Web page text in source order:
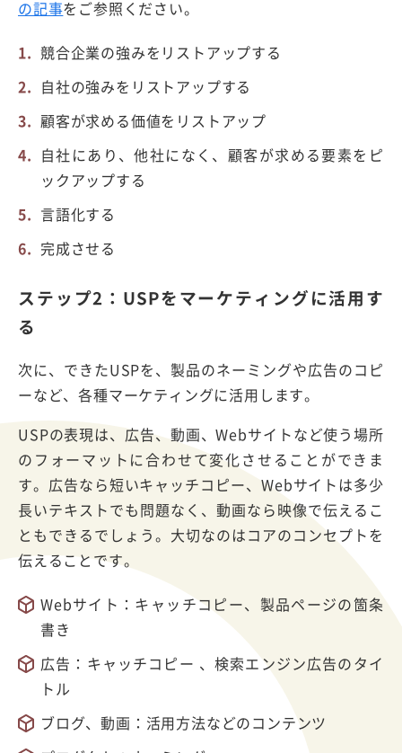
の記事をご参照ください。
競合企業の強みをリストアップする
自社の強みをリストアップする
顧客が求める価値をリストアップ
自社にあり、他社になく、顧客が求める要素をピ
ックアップする
言語化する
完成させる
ステップ2：USPをマーケティングに活用す
る
次に、できたUSPを、製品のネーミングや広告のコピ
ーなど、各種マーケティングに活用します。
USPの表現は、広告、動画、Webサイトなど使う場所
のフォーマットに合わせて変化させることができま
す。広告なら短いキャッチコピー、Webサイトは多少
長いテキストでも問題なく、動画なら映像で伝えるこ
ともできるでしょう。大切なのはコアのコンセプトを
伝えることです。
Webサイト：キャッチコピー、製品ページの箇条
書き
広告：キャッチコピー 、検索エンジン広告のタイ
トル
ブログ、動画：活用方法などのコンテンツ